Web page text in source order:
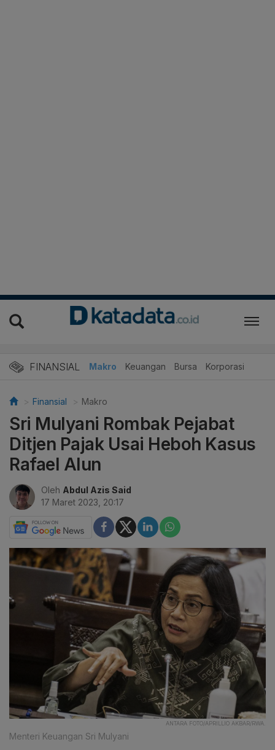
FINANSIAL Makro Keuangan Bursa Korporasi
Finansial Makro
Sri Mulyani Rombak Pejabat
Ditjen Pajak Usai Heboh Kasus
Rafael Alun
Oleh Abdul Azis Said
17 Maret 2023, 20:17
ANTARA FOTO/APRILLIO AKBAR/RWA.
Menteri Keuangan Sri Mulyani